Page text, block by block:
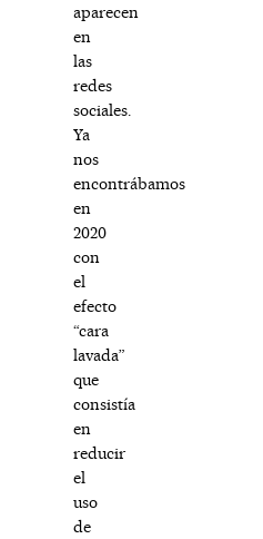
aparecen
en
las
redes
sociales.
Ya
nos
encontrábamos
en
2020
con
el
efecto
“cara
lavada”
que
consistía
en
reducir
el
uso
de